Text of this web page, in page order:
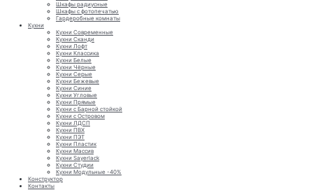
Шкафы радиусные
Шкафы с фотопечатью
Гардеробные комнаты
Кухни
Кухни Современные
Кухни Сканди
Кухни Лофт
Кухни Классика
Кухни Белые
Кухни Чёрные
Кухни Серые
Кухни Бежевые
Кухни Синие
Кухни Угловые
Кухни Прямые
Кухни с Барной стойкой
Кухни с Островом
Кухни ЛДСП
Кухни ПВХ
Кухни ПЭТ
Кухни Пластик
Кухни Массив
Кухни Sayerlack
Кухни Студии
Кухни Модульные -40%
Конструктор
Контакты